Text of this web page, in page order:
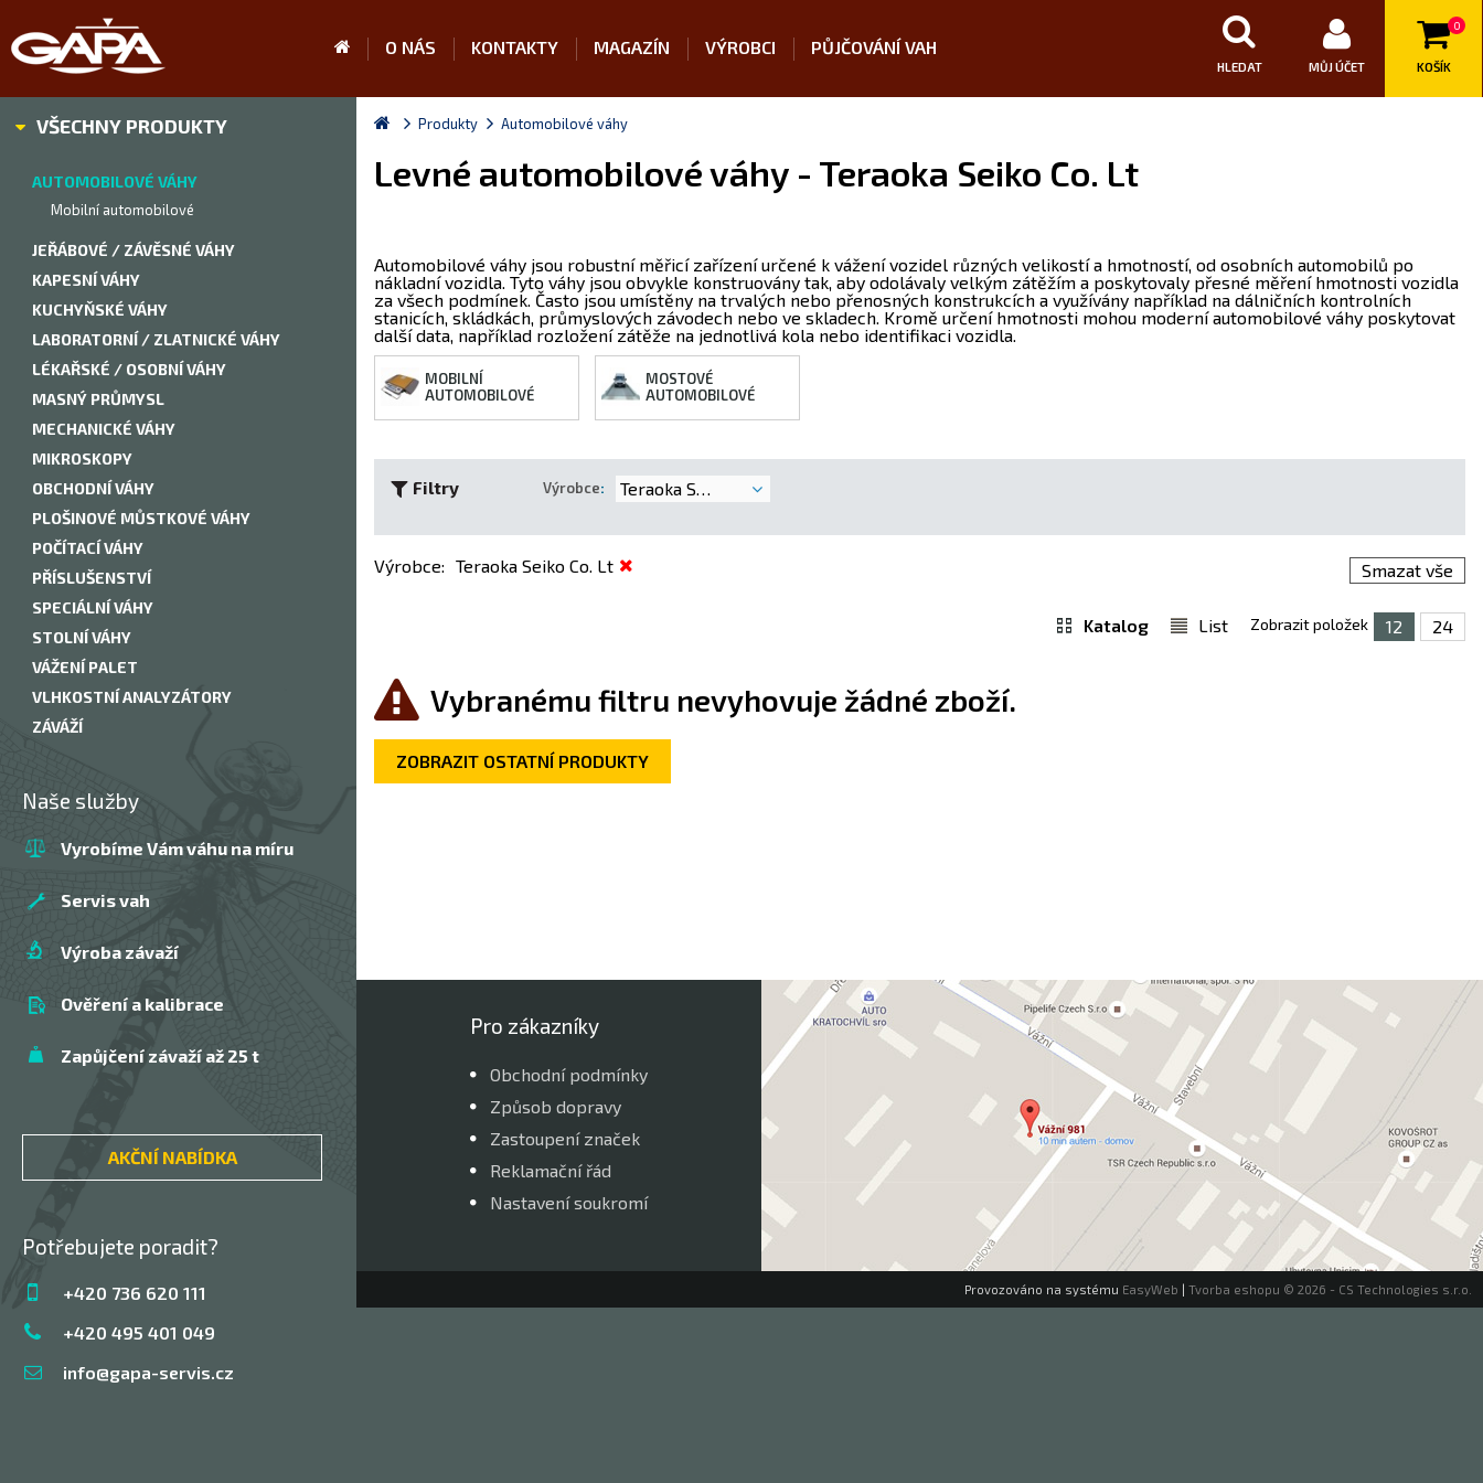
O NÁS KONTAKTY MAGAZÍN VÝROBCI PŮJČOVÁNÍ VAH
HLEDAT MŮJ ÚČET
0
KOŠÍK
VŠECHNY PRODUKTY
AUTOMOBILOVÉ VÁHY
Mobilní automobilové
JEŘÁBOVÉ / ZÁVĚSNÉ VÁHY
KAPESNÍ VÁHY
KUCHYŇSKÉ VÁHY
LABORATORNÍ / ZLATNICKÉ VÁHY
LÉKAŘSKÉ / OSOBNÍ VÁHY
MASNÝ PRŮMYSL
MECHANICKÉ VÁHY
MIKROSKOPY
OBCHODNÍ VÁHY
PLOŠINOVÉ MŮSTKOVÉ VÁHY
POČÍTACÍ VÁHY
PŘÍSLUŠENSTVÍ
SPECIÁLNÍ VÁHY
STOLNÍ VÁHY
VÁŽENÍ PALET
VLHKOSTNÍ ANALYZÁTORY
ZÁVÁŽÍ
Naše služby
Vyrobíme Vám váhu na míru
Servis vah
Výroba závaží
Ověření a kalibrace
Zapůjčení závaží až 25 t
AKČNÍ NABÍDKA
Potřebujete poradit?
+420 736 620 111
+420 495 401 049
info@gapa-servis.cz
Produkty Automobilové váhy
Levné automobilové váhy - Teraoka Seiko Co. Lt
Automobilové váhy jsou robustní měřicí zařízení určené k vážení vozidel různých velikostí a hmotností, od osobních automobilů po
nákladní vozidla. Tyto váhy jsou obvykle konstruovány tak, aby odolávaly velkým zátěžím a poskytovaly přesné měření hmotnosti vozidla
za všech podmínek. Často jsou umístěny na trvalých nebo přenosných konstrukcích a využívány například na dálničních kontrolních
stanicích, skládkách, průmyslových závodech nebo ve skladech. Kromě určení hmotnosti mohou moderní automobilové váhy poskytovat
další data, například rozložení zátěže na jednotlivá kola nebo identifikaci vozidla.
MOBILNÍ
AUTOMOBILOVÉ
MOSTOVÉ
AUTOMOBILOVÉ
Filtry Výrobce: Teraoka Seiko Co. Lt
Výrobce: Teraoka Seiko Co. Lt Smazat vše
Katalog List Zobrazit položek 12 24
Vybranému filtru nevyhovuje žádné zboží.
ZOBRAZIT OSTATNÍ PRODUKTY
Pro zákazníky
Obchodní podmínky
Způsob dopravy
Zastoupení značek
Reklamační řád
Nastavení soukromí
Provozováno na systému EasyWeb Tvorba eshopu © 2026 - CS Technologies s.r.o.